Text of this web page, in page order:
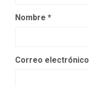
Nombre *
Correo electrónico